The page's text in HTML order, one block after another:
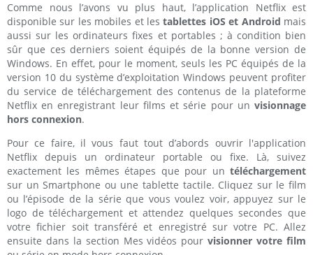
Comme nous l’avons vu plus haut, l’application Netflix est
disponible sur les mobiles et lestablettes iOS et Android mais
aussi sur les ordinateurs fixes et portables ; à condition bien
sûr que ces derniers soient équipés de la bonne version de
Windows. En effet, pour le moment, seuls les PC équipés de la
version 10 du système d’exploitation Windows peuvent profiter
du service de téléchargement des contenus de la plateforme
Netflix en enregistrant leur films et série pour un visionnage
hors connexion.
Pour ce faire, il vous faut tout d’abords ouvrir l'application
Netflix depuis un ordinateur portable ou fixe. Là, suivez
exactement les mêmes étapes que pour un téléchargement
sur un Smartphone ou une tablette tactile. Cliquez sur le film
ou l’épisode de la série que vous voulez voir, appuyez sur le
logo de téléchargement et attendez quelques secondes que
votre fichier soit transféré et enregistré sur votre PC. Allez
ensuite dans la section Mes vidéos pourvisionner votre film